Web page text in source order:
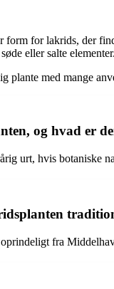
for lakrids, der
eller salte elementer.
plante med mange
og hvad er
urt, hvis botaniske
fra